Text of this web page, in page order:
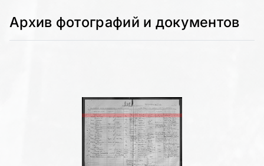
Архив фотографий и документов